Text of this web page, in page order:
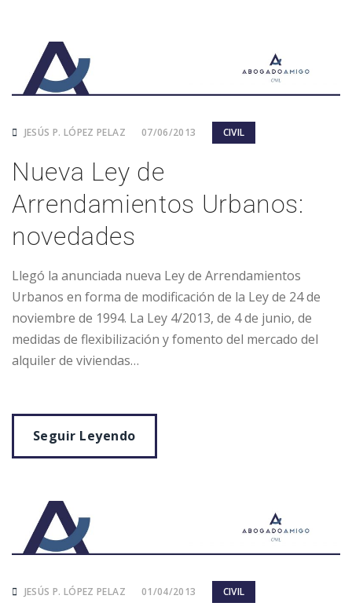
JESÚS P. LÓPEZ PELAZ 07/06/2013 CIVIL
Nueva Ley de
Arrendamientos Urbanos:
novedades
Llegó la anunciada nueva Ley de Arrendamientos
Urbanos en forma de modificación de la Ley de 24 de
noviembre de 1994. La Ley 4/2013, de 4 de junio, de
medidas de flexibilización y fomento del mercado del
alquiler de viviendas…
Seguir Leyendo
JESÚS P. LÓPEZ PELAZ 01/04/2013 CIVIL